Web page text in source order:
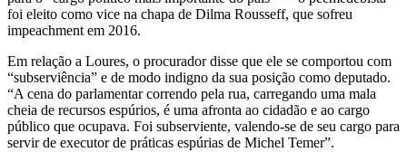
foi eleito como vice na chapa de Dilma Rousseff, que sofreu
impeachment em 2016.
Em relação a Loures, o procurador disse que ele se comportou com
“subserviência” e de modo indigno da sua posição como deputado.
“A cena do parlamentar correndo pela rua, carregando uma mala
cheia de recursos espúrios, é uma afronta ao cidadão e ao cargo
público que ocupava. Foi subserviente, valendo-se de seu cargo para
servir de executor de práticas espúrias de Michel Temer”.